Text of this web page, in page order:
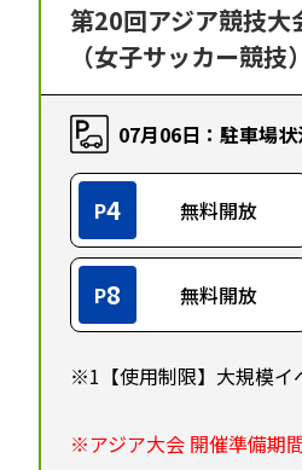
第20回アジア競技大
（女子サッカー競
07月06日：駐車場
P4 無料開放
P8 無料開放
※1【使用制限】大規模イ
※アジア大会 開催準備期